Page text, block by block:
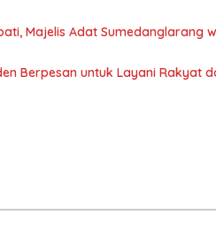
Majelis Adat Sumedanglarang
Berpesan untuk Layani Rakyat